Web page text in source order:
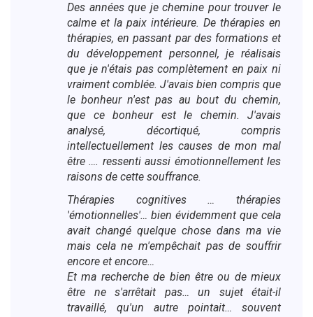
Des années que je chemine pour trouver le
calme et la paix intérieure. De thérapies en
thérapies, en passant par des formations et
du développement personnel, je réalisais
que je n'étais pas complètement en paix ni
vraiment comblée. J'avais bien compris que
le bonheur n'est pas au bout du chemin,
que ce bonheur est le chemin. J'avais
analysé, décortiqué, compris
intellectuellement les causes de mon mal
être …. ressenti aussi émotionnellement les
raisons de cette souffrance.
Thérapies cognitives … thérapies
'émotionnelles'… bien évidemment que cela
avait changé quelque chose dans ma vie
mais cela ne m'empêchait pas de souffrir
encore et encore…
Et ma recherche de bien être ou de mieux
être ne s'arrêtait pas… un sujet était-il
travaillé, qu'un autre pointait… souvent